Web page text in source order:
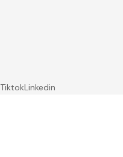
TiktokLinkedin